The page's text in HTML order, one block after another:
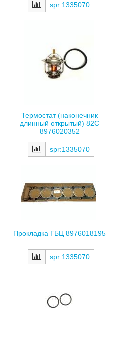
spr:1335070
Термостат (наконечник
длинный открытый) 82С
8976020352
spr:1335070
Прокладка ГБЦ 8976018195
spr:1335070